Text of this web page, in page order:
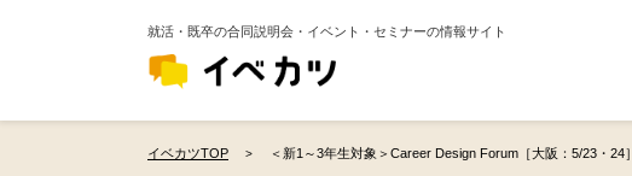
就活・既卒の合同説明会・イベント・セミナーの情報サイト
イベカツTOP ＜新1～3年生対象＞Career Design Forum［大阪：5/23・24］